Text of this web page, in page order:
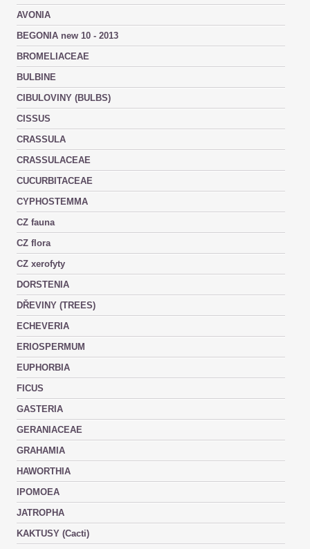
AVONIA
BEGONIA new 10 - 2013
BROMELIACEAE
BULBINE
CIBULOVINY (BULBS)
CISSUS
CRASSULA
CRASSULACEAE
CUCURBITACEAE
CYPHOSTEMMA
CZ fauna
CZ flora
CZ xerofyty
DORSTENIA
DŘEVINY (TREES)
ECHEVERIA
ERIOSPERMUM
EUPHORBIA
FICUS
GASTERIA
GERANIACEAE
GRAHAMIA
HAWORTHIA
IPOMOEA
JATROPHA
KAKTUSY (Cacti)